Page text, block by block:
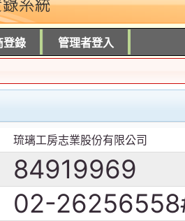
登錄 管理者登入
琉璃工房志業股份有限公司
84919969
02-